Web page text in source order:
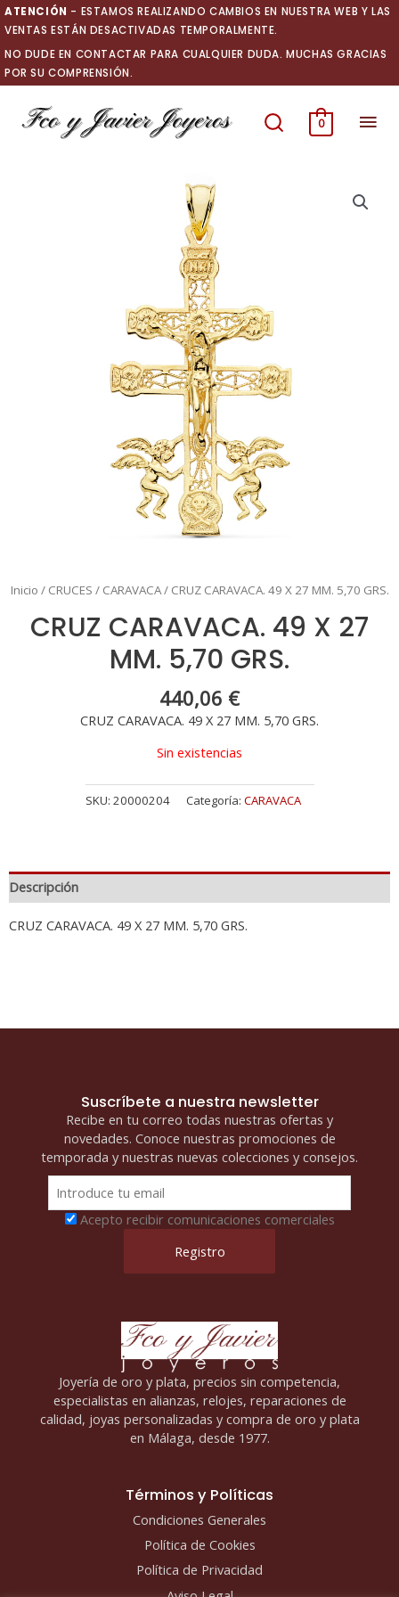
Ir
al
contenido
ATENCIÓN - ESTAMOS REALIZANDO CAMBIOS EN NUESTRA WEB Y LAS
VENTAS ESTÁN DESACTIVADAS TEMPORALMENTE.
NO DUDE EN CONTACTAR PARA CUALQUIER DUDA. MUCHAS GRACIAS
POR SU COMPRENSIÓN.
0
Inicio / CRUCES / CARAVACA/ CRUZ CARAVACA. 49 X 27 MM. 5,70 GRS.
CRUZ CARAVACA. 49 X 27
MM. 5,70 GRS.
440,06 €
CRUZ CARAVACA. 49 X 27 MM. 5,70 GRS.
Sin existencias
SKU: 20000204 Categoría: CARAVACA
Descripción
CRUZ CARAVACA. 49 X 27 MM. 5,70 GRS.
Suscríbete a nuestra newsletter
Recibe en tu correo todas nuestras ofertas y
novedades. Conoce nuestras promociones de
temporada y nuestras nuevas colecciones y consejos.
Acepto recibir comunicaciones comerciales
Joyería de oro y plata, precios sin competencia,
especialistas en alianzas, relojes, reparaciones de
calidad, joyas personalizadas y compra de oro y plata
en Málaga, desde 1977.
Términos y Políticas
Condiciones Generales
Política de Cookies
Política de Privacidad